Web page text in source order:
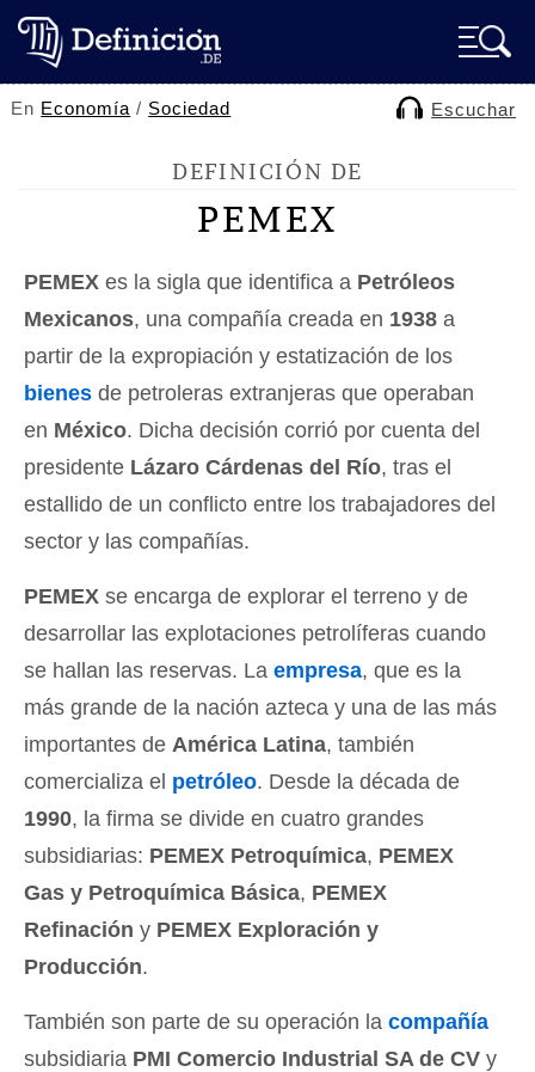
En Economía / Sociedad Escuchar
DEFINICIÓN DE
PEMEX
PEMEX es la sigla que identifica a Petróleos
Mexicanos, una compañía creada en 1938 a
partir de la expropiación y estatización de los
bienes de petroleras extranjeras que operaban
en México. Dicha decisión corrió por cuenta del
presidente Lázaro Cárdenas del Río, tras el
estallido de un conflicto entre los trabajadores del
sector y las compañías.
PEMEX se encarga de explorar el terreno y de
desarrollar las explotaciones petrolíferas cuando
se hallan las reservas. La empresa, que es la
más grande de la nación azteca y una de las más
importantes de América Latina, también
comercializa el petróleo. Desde la década de
1990, la firma se divide en cuatro grandes
subsidiarias: PEMEX Petroquímica, PEMEX
Gas y Petroquímica Básica, PEMEX
Refinación y PEMEX Exploración y
Producción.
También son parte de su operación la compañía
subsidiaria PMI Comercio Industrial SA de CV y